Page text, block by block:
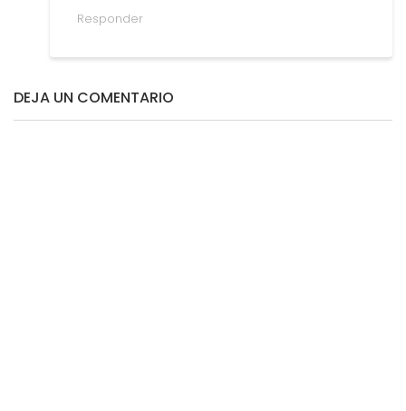
Responder
DEJA UN COMENTARIO